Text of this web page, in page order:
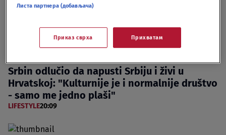
Srbin odlučio da napusti Srbiju i živi u
Hrvatskoj: "Kulturnije je i normalnije društvo
- samo me jedno plaši"
LIFESTYLE20:09
Листа партнера (добављача)
Приказ сврха Прихватам